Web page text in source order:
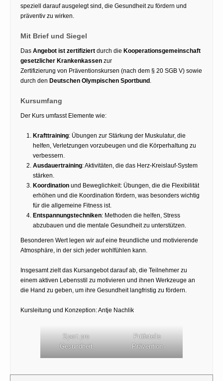
speziell darauf ausgelegt sind, die Gesundheit zu fördern und
präventiv zu wirken.
Mit Brief und Siegel
Das Angebot ist zertifiziert durch die Kooperationsgemeinschaft
gesetzlicher Krankenkassen zur
Zertifizierung von Präventionskursen (nach dem § 20 SGB V) sowie
durch den Deutschen Olympischen Sportbund.
Kursumfang
Der Kurs umfasst Elemente wie:
Krafttraining: Übungen zur Stärkung der Muskulatur, die
helfen, Verletzungen vorzubeugen und die Körperhaltung zu
verbessern.
Ausdauertraining: Aktivitäten, die das Herz-Kreislauf-System
stärken.
Koordination und Beweglichkeit: Übungen, die die Flexibilität
erhöhen und die Koordination fördern, was besonders wichtig
für die allgemeine Fitness ist.
Entspannungstechniken: Methoden die helfen, Stress
abzubauen und die mentale Gesundheit zu unterstützen.
Besonderen Wert legen wir auf eine freundliche und motivierende
Atmosphäre, in der sich jeder wohlfühlen kann.
Insgesamt zielt das Kursangebot darauf ab, die Teilnehmer zu
einem aktiven Lebensstil zu motivieren und ihnen Werkzeuge an
die Hand zu geben, um ihre Gesundheit langfristig zu fördern.
Kursleitung und Konzeption: Antje Nachlik
Sport pro
Gesundheit
Prüfstelle
Prävention